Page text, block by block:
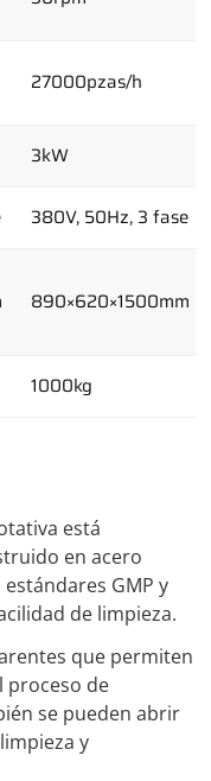
27000pzas/h
3kW
380V, 50Hz, 3 fase
890×620×1500mm
1000kg
está
en acero
GMP y
de limpieza.
que permiten
proceso de
se pueden abrir
y